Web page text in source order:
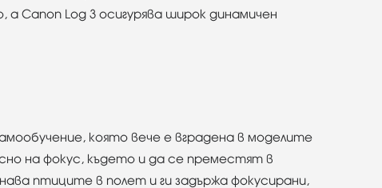
Canon Log 3 осигурява широк динамичен
която вече е вградена в моделите
на фокус, където и да се преместят в
птиците в полет и ги задържа фокусирани,